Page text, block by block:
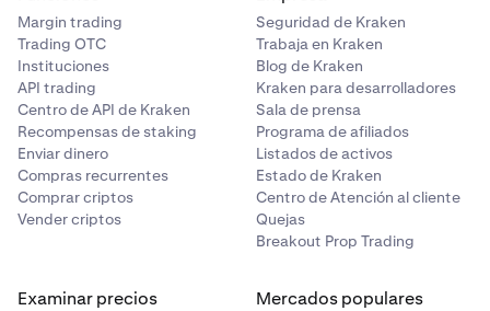
Margin trading
Trading OTC
Instituciones
API trading
Centro de API de Kraken
Recompensas de staking
Enviar dinero
Compras recurrentes
Comprar criptos
Vender criptos
Seguridad de Kraken
Trabaja en Kraken
Blog de Kraken
Kraken para desarrolladores
Sala de prensa
Programa de afiliados
Listados de activos
Estado de Kraken
Centro de Atención al cliente
Quejas
Breakout Prop Trading
Examinar precios Mercados populares